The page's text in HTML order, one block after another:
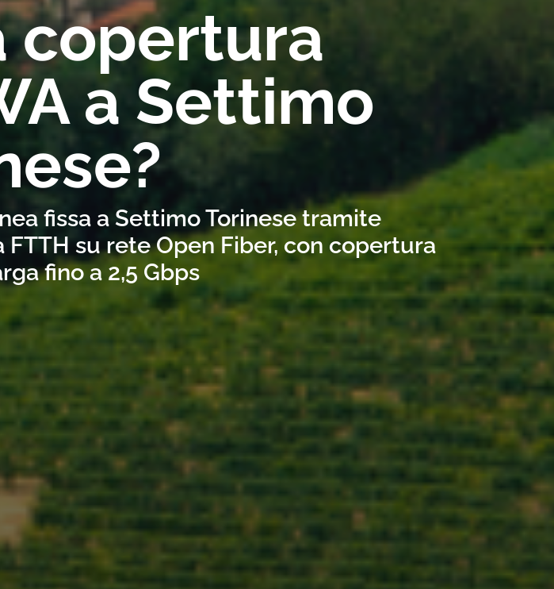
copertura
a Settimo
fissa a Settimo Torinese tramite
su rete Open Fiber, con copertura
fino a 2,5 Gbps